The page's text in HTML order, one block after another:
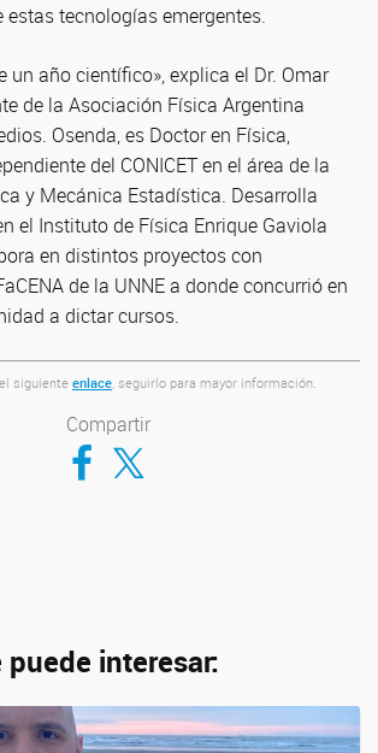
tecnologías emergentes.
un año científico», explica el Dr. Omar
de la Asociación Física Argentina
Osenda, es Doctor en Física,
del CONICET en el área de la
y Mecánica Estadística. Desarrolla
el Instituto de Física Enrique Gaviola
en distintos proyectos con
de la UNNE a donde concurrió en
a dictar cursos.
siguiente enlace, seguirlo para mayor información.
Compartir
Compartir en Facebook
Compartir en Twitter
interesar: